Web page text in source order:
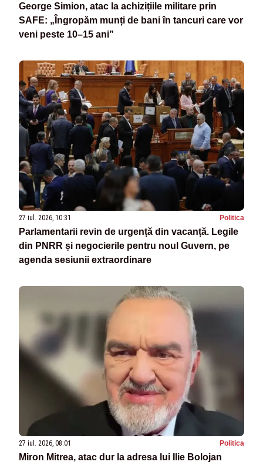
George Simion, atac la achizițiile militare prin
SAFE: „Îngropăm munți de bani în tancuri care vor
veni peste 10–15 ani”
27 iul. 2026, 10:31 Politica
Parlamentarii revin de urgență din vacanță. Legile
din PNRR și negocierile pentru noul Guvern, pe
agenda sesiunii extraordinare
27 iul. 2026, 08:01 Politica
Miron Mitrea, atac dur la adresa lui Ilie Bolojan